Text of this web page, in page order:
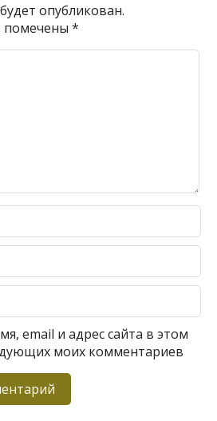
опубликован.
помечены*
email и адрес сайта в этом
моих комментариев